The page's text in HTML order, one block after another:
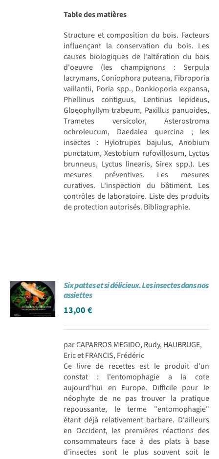
Table des matières
Structure et composition du bois. Facteurs
influençant la conservation du bois. Les
causes biologiques de l'altération du bois
d'oeuvre (les champignons : Serpula
lacrymans, Coniophora puteana, Fibroporia
vaillantii, Poria spp., Donkioporia expansa,
Phellinus contiguus, Lentinus lepideus,
Gloeophyllym trabeum, Paxillus panuoides,
Trametes versicolor, Asterostroma
ochroleucum, Daedalea quercina ; les
insectes : Hylotrupes bajulus, Anobium
punctatum, Xestobium rufovillosum, Lyctus
brunneus, Lyctus linearis, Sirex spp.). Les
mesures préventives. Les mesures
curatives. L'inspection du bâtiment. Les
contrôles de laboratoire. Liste des produits
de protection autorisés. Bibliographie.
Six pattes et si délicieux. Les insectes dans nos
assiettes
13,00€
par CAPARROS MEGIDO, Rudy, HAUBRUGE,
Eric et FRANCIS, Frédéric
Ce livre de recettes est le produit d'un
constat : l'entomophagie a la cote
aujourd'hui en Europe. Difficile pour le
néophyte de ne pas trouver la pratique
repoussante, le terme "entomophagie"
étant déjà relativement barbare. D'ailleurs
en Occident, les premières réactions des
consommateurs face à des plats à base
d'insectes sont le plus souvent soit le